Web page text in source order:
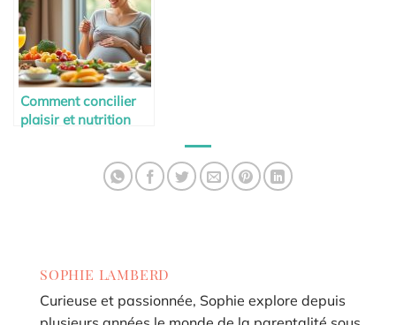
Comment concilier
plaisir et nutrition
SOPHIE LAMBERD
Curieuse et passionnée, Sophie explore depuis